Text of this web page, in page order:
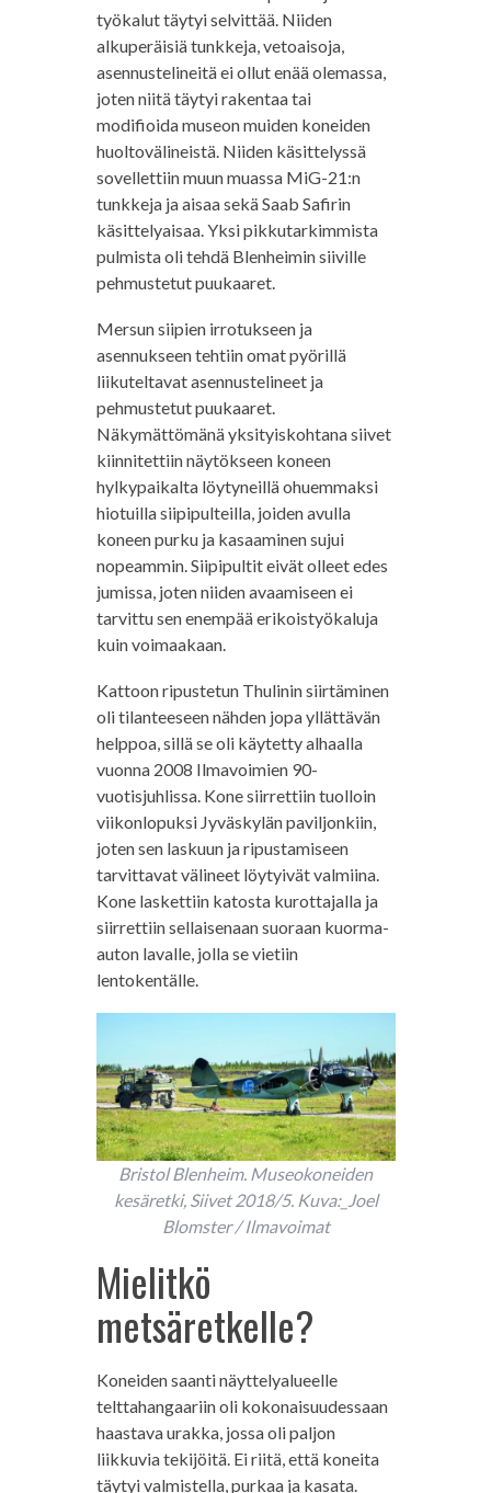
työkalut täytyi selvittää. Niiden
alkuperäisiä tunkkeja, vetoaisoja,
asennustelineitä ei ollut enää olemassa,
joten niitä täytyi rakentaa tai
modifioida museon muiden koneiden
huoltovälineistä. Niiden käsittelyssä
sovellettiin muun muassa MiG-21:n
tunkkeja ja aisaa sekä Saab Safirin
käsittelyaisaa. Yksi pikkutarkimmista
pulmista oli tehdä Blenheimin siiville
pehmustetut puukaaret.
Mersun siipien irrotukseen ja
asennukseen tehtiin omat pyörillä
liikuteltavat asennustelineet ja
pehmustetut puukaaret.
Näkymättömänä yksityiskohtana siivet
kiinnitettiin näytökseen koneen
hylkypaikalta löytyneillä ohuemmaksi
hiotuilla siipipulteilla, joiden avulla
koneen purku ja kasaaminen sujui
nopeammin. Siipipultit eivät olleet edes
jumissa, joten niiden avaamiseen ei
tarvittu sen enempää erikoistyökaluja
kuin voimaakaan.
Kattoon ripustetun Thulinin siirtäminen
oli tilanteeseen nähden jopa yllättävän
helppoa, sillä se oli käytetty alhaalla
vuonna 2008 Ilmavoimien 90-
vuotisjuhlissa. Kone siirrettiin tuolloin
viikonlopuksi Jyväskylän paviljonkiin,
joten sen laskuun ja ripustamiseen
tarvittavat välineet löytyivät valmiina.
Kone laskettiin katosta kurottajalla ja
siirrettiin sellaisenaan suoraan kuorma-
auton lavalle, jolla se vietiin
lentokentälle.
Bristol Blenheim. Museokoneiden
kesäretki, Siivet 2018/5. Kuva:_Joel
Blomster / Ilmavoimat
Mielitkö
metsäretkelle?
Koneiden saanti näyttelyalueelle
telttahangaariin oli kokonaisuudessaan
haastava urakka, jossa oli paljon
liikkuvia tekijöitä. Ei riitä, että koneita
täytyi valmistella, purkaa ja kasata.